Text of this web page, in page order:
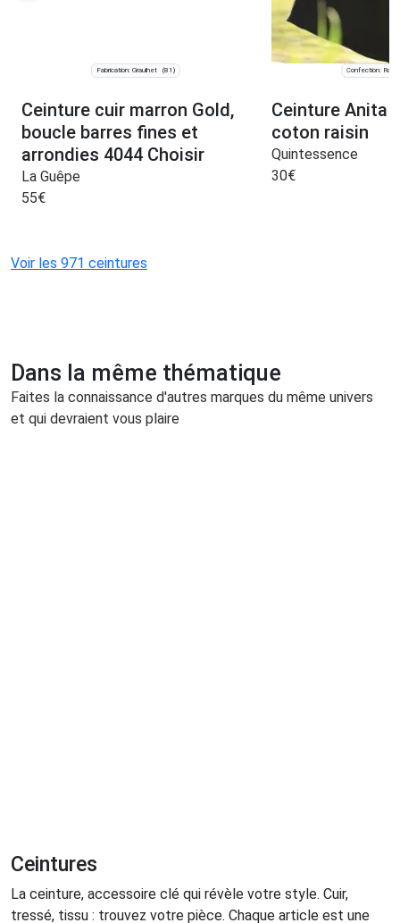
Fabrication: Graulhet (81)
Ceinture cuir marron Gold,
boucle barres fines et
arrondies 4044 Choisir
La Guêpe
55€
Confection:
Ceinture Anita
coton raisin
Quintessence
30€
Voir les 971 ceintures
Dans la même thématique
Faites la connaissance d'autres marques du même univers
et qui devraient vous plaire
Ceintures
La ceinture, accessoire clé qui révèle votre style. Cuir,
tressé, tissu : trouvez votre pièce. Chaque article est une